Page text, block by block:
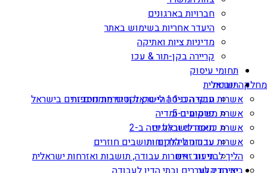
חברויות בארגונים
היעדר אחריות בשימוש באתר
מדיניות ציות ואתיקה
קריירה בקן-תור & עכו
תחומי עיסוק
מחלקה ישראלית
אשרות עבודה ב-1 | הי-טק וקטגוריות נוספות
אשרת משקיע ב-5
אשרת כניסה לישראל ויזה ב-2
אשרות עבודה ליהודים ותושבים חוזרים
הליך לבני זוג זרים
תובנות
חוקי הכניסה לישראל ודיני מומחים זרים בישראל
פרסומים ומדיה
מאמרים ובלוגים
עדכונים ללקוחות
תיעוד: אשרות עבודה, תושבות ואזרחות ישראלית